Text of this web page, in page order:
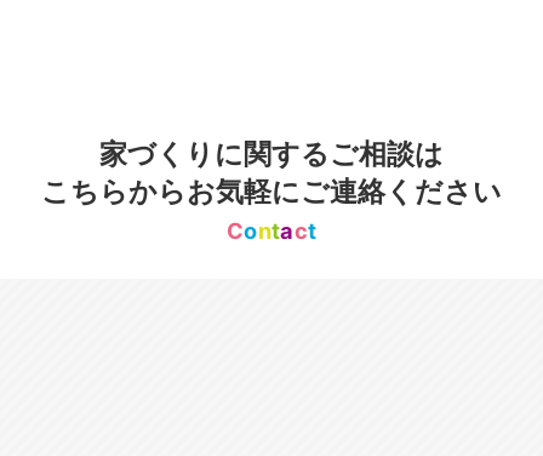
家づくりに関するご相談は
こちらからお気軽にご連絡ください
Contact